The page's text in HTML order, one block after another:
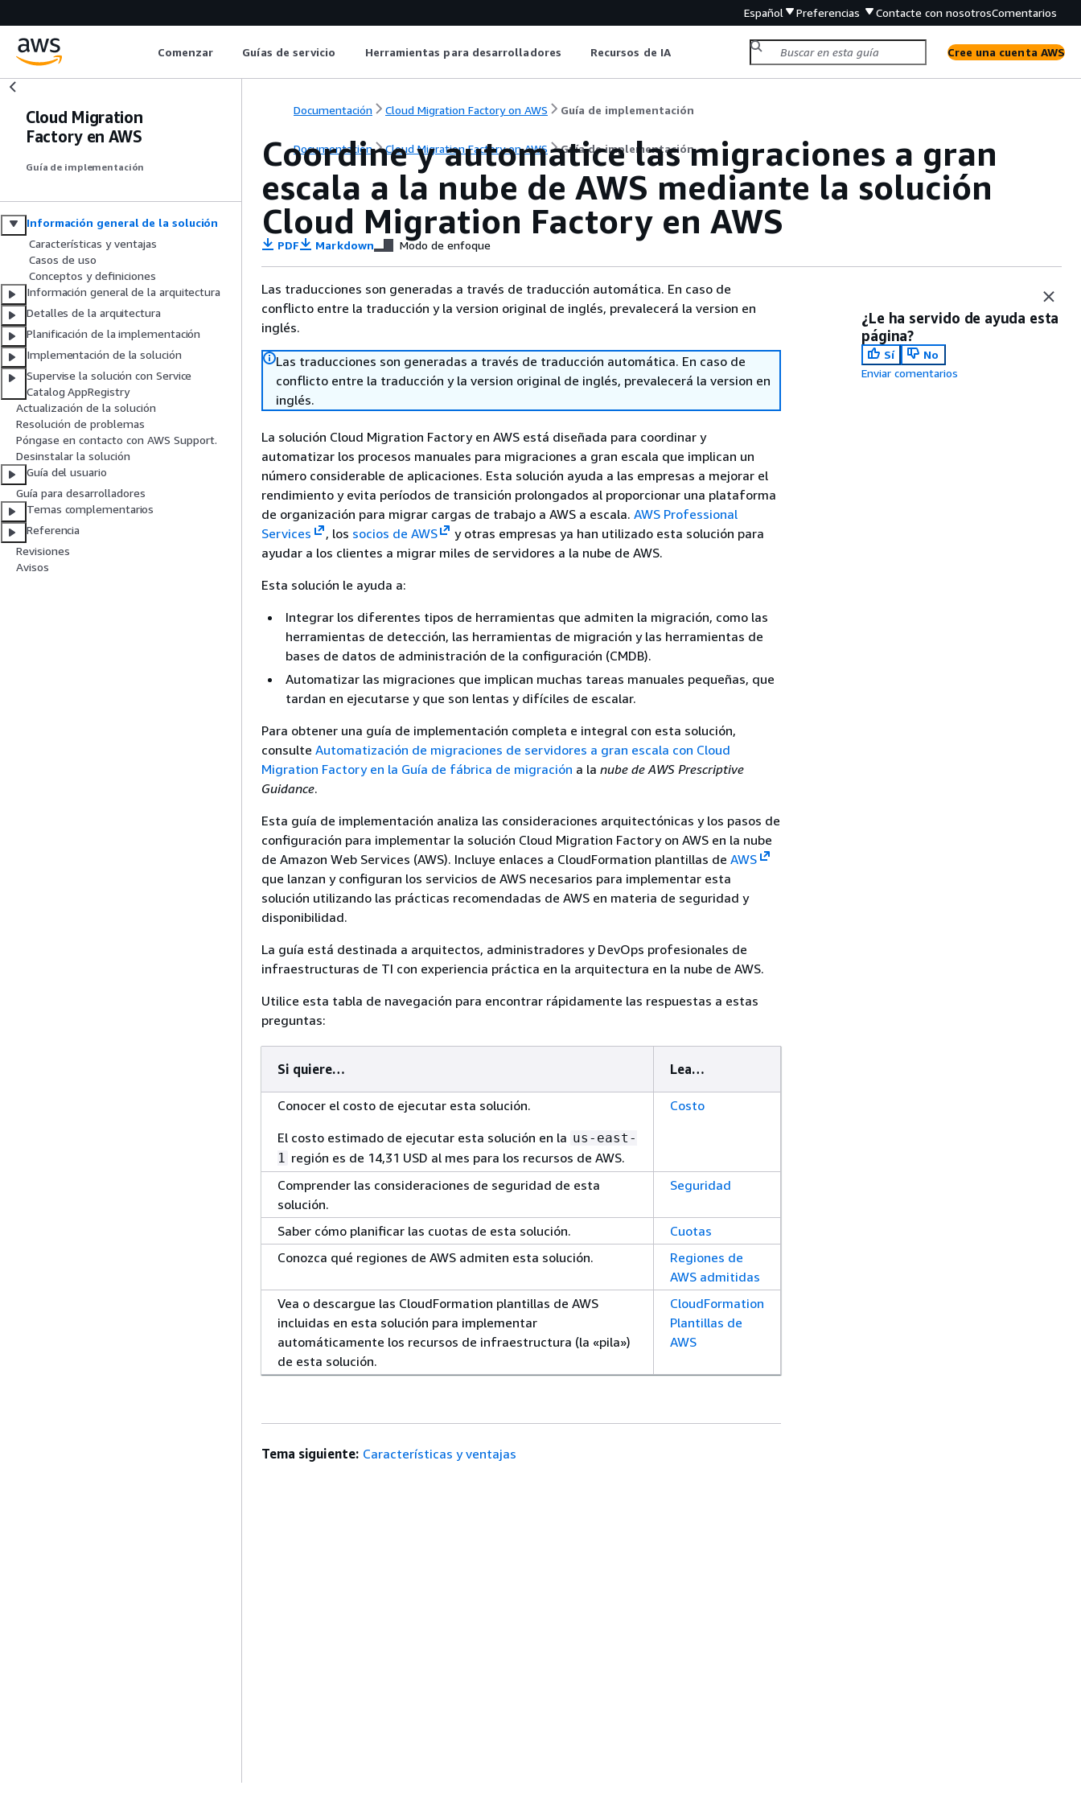
Español Preferencias Contacte con nosotrosComentarios
Comenzar Guías de servicio Herramientas para desarrolladores Recursos de IA Cree una cuenta AWS
Cloud Migration
Factory en AWS
Guía de implementación
Información general de la solución
Características y ventajas
Casos de uso
Conceptos y definiciones
Información general de la arquitectura
Detalles de la arquitectura
Planificación de la implementación
Implementación de la solución
Supervise la solución con Service
Catalog AppRegistry
Actualización de la solución
Resolución de problemas
Póngase en contacto con AWS Support.
Desinstalar la solución
Guía del usuario
Guía para desarrolladores
Temas complementarios
Referencia
Revisiones
​Avisos
Documentación Cloud Migration Factory on AWS Guía de implementación
Documentación Cloud Migration Factory on AWS Guía de implementación
Coordine y automatice las migraciones a gran
escala a la nube de AWS mediante la solución
Cloud Migration Factory en AWS
PDF Markdown Modo de enfoque
Las traducciones son generadas a través de traducción automática. En caso de
conflicto entre la traducción y la version original de inglés, prevalecerá la version en
inglés.
Las traducciones son generadas a través de traducción automática. En caso de
conflicto entre la traducción y la version original de inglés, prevalecerá la version en
inglés.
La solución Cloud Migration Factory en AWS está diseñada para coordinar y
automatizar los procesos manuales para migraciones a gran escala que implican un
número considerable de aplicaciones. Esta solución ayuda a las empresas a mejorar el
rendimiento y evita períodos de transición prolongados al proporcionar una plataforma
de organización para migrar cargas de trabajo a AWS a escala. AWS Professional
Services
, los socios de AWS
y otras empresas ya han utilizado esta solución para
ayudar a los clientes a migrar miles de servidores a la nube de AWS.
Esta solución le ayuda a:
Integrar los diferentes tipos de herramientas que admiten la migración, como las
herramientas de detección, las herramientas de migración y las herramientas de
bases de datos de administración de la configuración (CMDB).
Automatizar las migraciones que implican muchas tareas manuales pequeñas, que
tardan en ejecutarse y que son lentas y difíciles de escalar.
Para obtener una guía de implementación completa e integral con esta solución,
consulte Automatización de migraciones de servidores a gran escala con Cloud
Migration Factory en la Guía de fábrica de migración a la nube de AWS Prescriptive
Guidance.
Esta guía de implementación analiza las consideraciones arquitectónicas y los pasos de
configuración para implementar la solución Cloud Migration Factory on AWS en la nube
de Amazon Web Services (AWS). Incluye enlaces a CloudFormation plantillas de AWS
que lanzan y configuran los servicios de AWS necesarios para implementar esta
solución utilizando las prácticas recomendadas de AWS en materia de seguridad y
disponibilidad.
La guía está destinada a arquitectos, administradores y DevOps profesionales de
infraestructuras de TI con experiencia práctica en la arquitectura en la nube de AWS.
Utilice esta tabla de navegación para encontrar rápidamente las respuestas a estas
preguntas:
Si quiere… Lea…
Conocer el costo de ejecutar esta solución.
El costo estimado de ejecutar esta solución en la us-east-
1 región es de 14,31 USD al mes para los recursos de AWS.
Costo
Comprender las consideraciones de seguridad de esta
solución.
Seguridad
Saber cómo planificar las cuotas de esta solución.
Cuotas
Conozca qué regiones de AWS admiten esta solución.
Regiones de
AWS admitidas
Vea o descargue las CloudFormation plantillas de AWS
incluidas en esta solución para implementar
automáticamente los recursos de infraestructura (la «pila»)
de esta solución.
CloudFormation
Plantillas de
AWS
¿Le ha servido de ayuda esta
página?
Sí
No
Enviar comentarios
Tema siguiente: Características y ventajas